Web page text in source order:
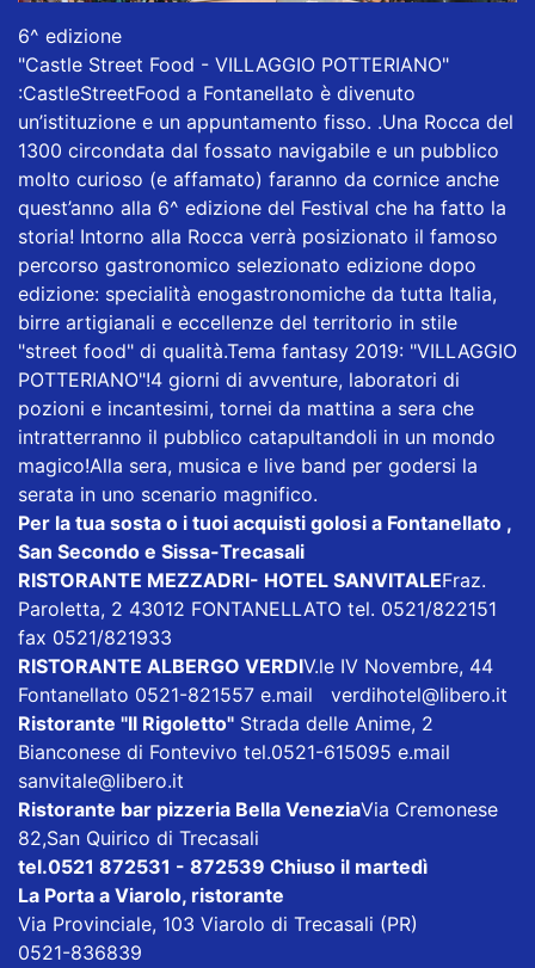
6^ edizione
"Castle Street Food - VILLAGGIO POTTERIANO"
:CastleStreetFood a Fontanellato è divenuto
un’istituzione e un appuntamento fisso. .Una Rocca del
1300 circondata dal fossato navigabile e un pubblico
molto curioso (e affamato) faranno da cornice anche
quest’anno alla 6^ edizione del Festival che ha fatto la
storia! Intorno alla Rocca verrà posizionato il famoso
percorso gastronomico selezionato edizione dopo
edizione: specialità enogastronomiche da tutta Italia,
birre artigianali e eccellenze del territorio in stile
"street food" di qualità.Tema fantasy 2019: "VILLAGGIO
POTTERIANO"!4 giorni di avventure, laboratori di
pozioni e incantesimi, tornei da mattina a sera che
intratterranno il pubblico catapultandoli in un mondo
magico!Alla sera, musica e live band per godersi la
serata in uno scenario magnifico.
Per la tua sosta o i tuoi acquisti golosi a Fontanellato ,
San Secondo e Sissa-Trecasali
RISTORANTE MEZZADRI- HOTEL SANVITALEFraz.
Paroletta, 2 43012 FONTANELLATO tel. 0521/822151
fax 0521/821933
RISTORANTE ALBERGO VERDIV.le IV Novembre, 44
Fontanellato 0521-821557 e.mail verdihotel@libero.it
Ristorante "Il Rigoletto" Strada delle Anime, 2
Bianconese di Fontevivo tel.0521-615095 e.mail
sanvitale@libero.it
Ristorante bar pizzeria Bella VeneziaVia Cremonese
82,San Quirico di Trecasali
tel.0521 872531 - 872539 Chiuso il martedì
La Porta a Viarolo, ristorante
Via Provinciale, 103 Viarolo di Trecasali (PR)
0521-836839